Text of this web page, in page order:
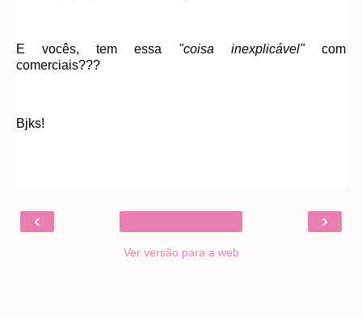
E vocês, tem essa "coisa inexplicável"com
comerciais???
Bjks!
‹ ›
Ver versão para a web